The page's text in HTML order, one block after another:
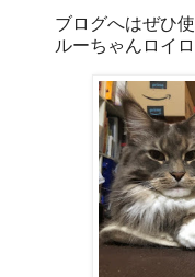
ブログへはぜひ
ルーちゃんロイ